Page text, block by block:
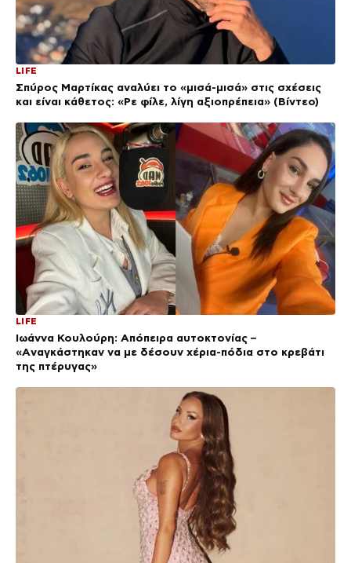
LIFE
Σπύρος Μαρτίκας αναλύει το «μισά-μισά» στις σχέσεις
και είναι κάθετος: «Ρε φίλε, λίγη αξιοπρέπεια» (Βίντεο)
LIFE
Ιωάννα Κουλούρη: Απόπειρα αυτοκτονίας –
«Aναγκάστηκαν να με δέσουν χέρια-πόδια στο κρεβάτι
της πτέρυγας»